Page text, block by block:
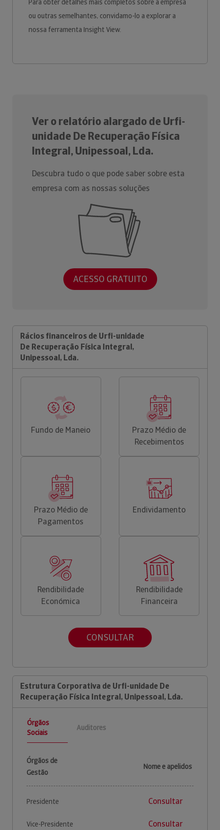
Para obter detalhes mais completos sobre a empresa
ou outras semelhantes, convidamo-lo a explorar a
nossa ferramenta Insight View.
Ver o relatório alargado de Urfi-
unidade De Recuperação Física
Integral, Unipessoal, Lda.
Descubra tudo o que pode saber sobre esta
empresa com as nossas soluções
ACESSO GRATUITO
Rácios financeiros de Urfi-unidade
De Recuperação Física Integral,
Unipessoal, Lda.
Fundo de Maneio
Prazo Médio de
Recebimentos
Prazo Médio de
Pagamentos
Endividamento
Rendibilidade
Económica
Rendibilidade
Financeira
CONSULTAR
Estrutura Corporativa de Urfi-unidade De
Recuperação Física Integral, Unipessoal, Lda.
Órgãos
Sociais
Auditores
Órgãos de
Gestão
Nome e apelidos
Presidente Consultar
Vice-Presidente Consultar